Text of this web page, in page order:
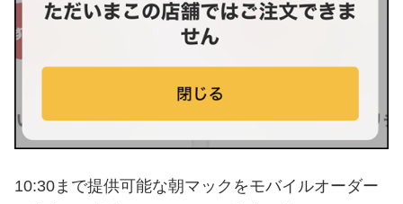
10:30まで提供可能な朝マックをモバイルオーダー